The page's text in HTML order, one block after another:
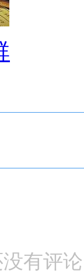
有评